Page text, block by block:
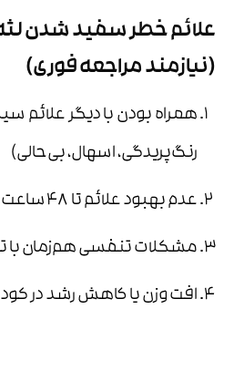
علائم خطر سفید شدن
(نیازمند مراجعه فوری)
همراه بودن با دیگر علائم
رنگ‌پریدگی، اسهال، بی‌حالی)
عدم بهبود علائم تا ۴۸ ساعت پس از مراقبت خانگی
مشکلات تنفسی هم‌زمان با
افت وزن یا کاهش رشد در